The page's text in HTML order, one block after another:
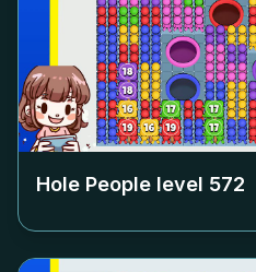
Hole People level 572